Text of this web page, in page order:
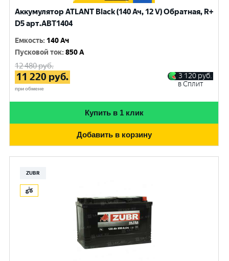
Аккумулятор ATLANT Black (140 Ач, 12 V) Обратная, R+
D5 арт.ABT1404
Емкость: 140 Ач
Пусковой ток:850 A
12 480руб.
11 220 руб.
при обмене
3 120 руб.
в Сплит
Купить в 1 клик
Добавить в корзину
ZUBR